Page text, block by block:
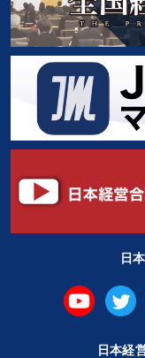
日
日本経